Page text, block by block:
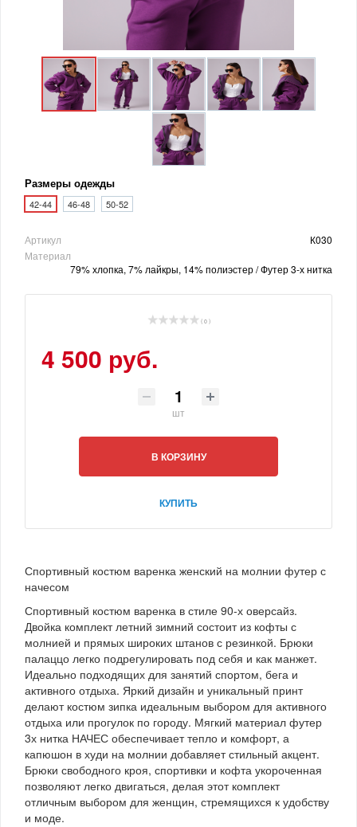
Размеры одежды
42-44 46-48 50-52
Артикул
К030
Материал
79% хлопка, 7% лайкры, 14% полиэстер / Футер 3-х нитка
( 0 )
4 500 руб.
шт
В КОРЗИНУ
КУПИТЬ
Спортивный костюм варенка женский на молнии футер с
начесом
Спортивный костюм варенка в стиле 90-х оверсайз.
Двойка комплект летний зимний состоит из кофты с
молнией и прямых широких штанов с резинкой. Брюки
палаццо легко подрегулировать под себя и как манжет.
Идеально подходящих для занятий спортом, бега и
активного отдыха. Яркий дизайн и уникальный принт
делают костюм зипка идеальным выбором для активного
отдыха или прогулок по городу. Мягкий материал футер
3х нитка НАЧЕС обеспечивает тепло и комфорт, а
капюшон в худи на молнии добавляет стильный акцент.
Брюки свободного кроя, спортивки и кофта укороченная
позволяют легко двигаться, делая этот комплект
отличным выбором для женщин, стремящихся к удобству
и моде.